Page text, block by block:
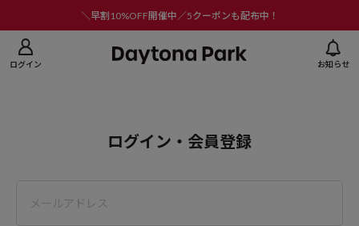
＼早割10%OFF開催中／5クーポンも配布中！
ログイン お知らせ
ログイン・会員登録